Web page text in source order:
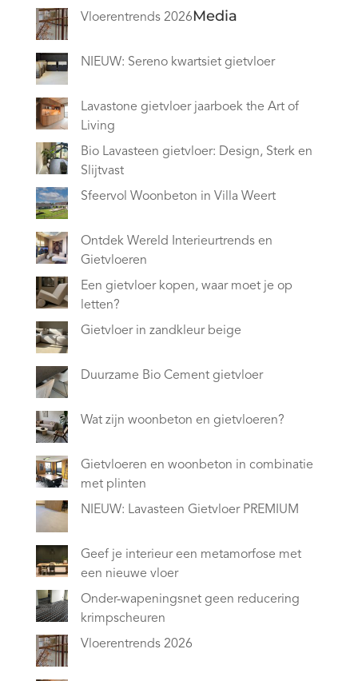
Vloerentrends 2026
NIEUW: Sereno kwartsiet gietvloer
Lavastone gietvloer jaarboek the Art of
Living
Bio Lavasteen gietvloer: Design, Sterk en
Slijtvast
Sfeervol Woonbeton in Villa Weert
Ontdek Wereld Interieurtrends en
Gietvloeren
Een gietvloer kopen, waar moet je op
letten?
Gietvloer in zandkleur beige
Duurzame Bio Cement gietvloer
Wat zijn woonbeton en gietvloeren?
Gietvloeren en woonbeton in combinatie
met plinten
NIEUW: Lavasteen Gietvloer PREMIUM
Geef je interieur een metamorfose met
een nieuwe vloer
Onder-wapeningsnet geen reducering
krimpscheuren
Media
Vloerentrends 2026